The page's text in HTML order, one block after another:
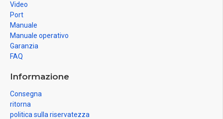
Video
Port
Manuale
Manuale operativo
Garanzia
FAQ
Informazione
Consegna
ritorna
politica sulla riservatezza